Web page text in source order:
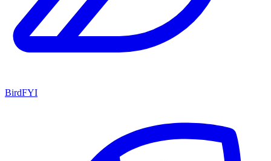
BirdFYI